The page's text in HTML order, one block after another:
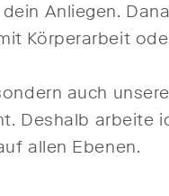
Anliegen.
Körperarbeit
auch
Deshalb arbeite
allen Ebenen.